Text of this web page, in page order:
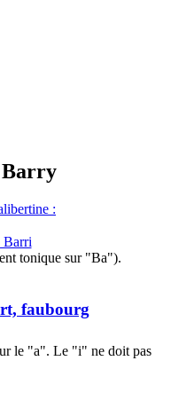
:
Barri
tonique sur "Ba").
faubourg
le "a". Le "i" ne doit pas